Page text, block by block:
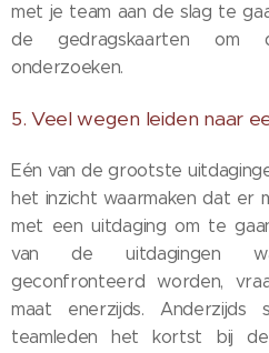
met je team aan de slag te
de gedragskaarten om
onderzoeken.
5. Veel wegen leiden naar
Eén van de grootste
het inzicht waarmaken dat er
met een uitdaging om te
van de uitdagingen
geconfronteerd worden,
maat enerzijds.
teamleden het kortst bij